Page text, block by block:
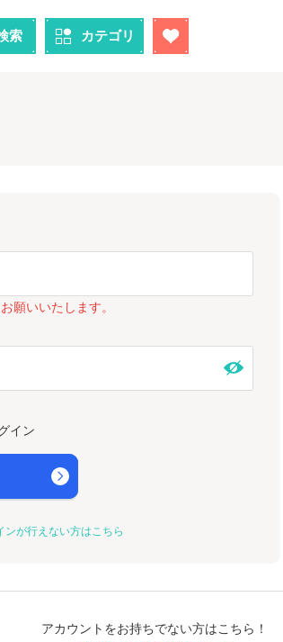
索 カテゴリ
願いいたします。
イン
ンが行えない方はこちら
アカウントをお持ちでない方はこちら！